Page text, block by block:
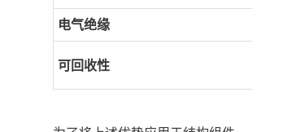
电气绝缘
可回收性